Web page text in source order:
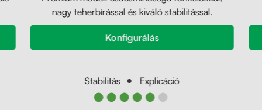
nagy teherbírással és kiváló stabilitással.
Konfigurálás
Stabilitás Explicáció
●●●●●●